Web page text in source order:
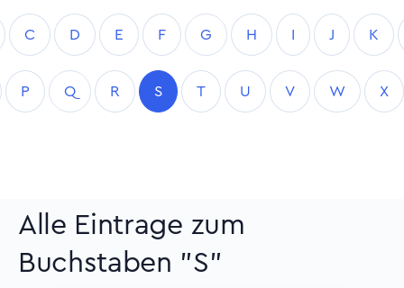
C D E F G H I J K
P Q R S T U V W X
Alle Eintrage zum
Buchstaben "S"